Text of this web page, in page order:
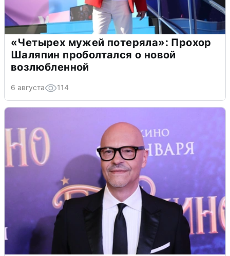
«Четырех мужей потеряла»: Прохор
Шаляпин проболтался о новой
возлюбленной
6 августа 114